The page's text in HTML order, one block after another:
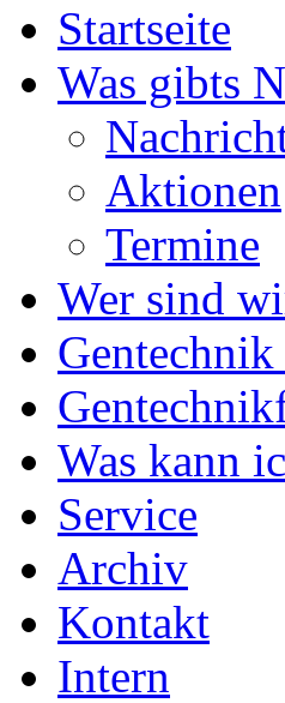
Startseite
Was gibts
Aktionen
Termine
Wer sind
Gentechnik
Was kann
Service
Archiv
Kontakt
Intern